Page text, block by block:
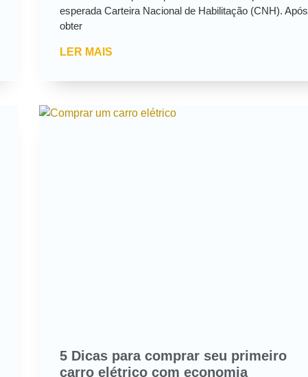
esperada Carteira Nacional de Habilitação (CNH). Após
obter
LER MAIS
5 Dicas para comprar seu primeiro
carro elétrico com economia